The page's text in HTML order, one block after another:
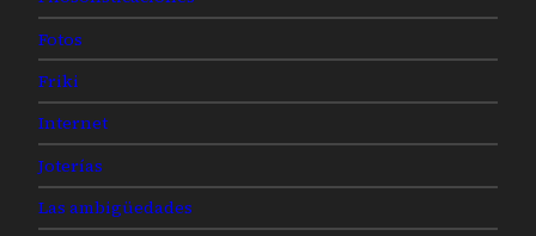
Fotos
Friki
Internet
Joterías
Las ambigüedades